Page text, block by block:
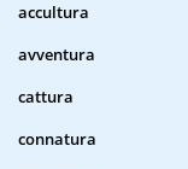
accultura
avventura
cattura
connatura